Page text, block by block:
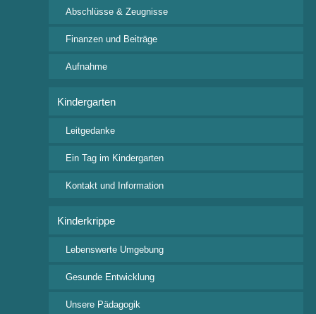
Abschlüsse & Zeugnisse
Finanzen und Beiträge
Aufnahme
Kindergarten
Leitgedanke
Ein Tag im Kindergarten
Kontakt und Information
Kinderkrippe
Lebenswerte Umgebung
Gesunde Entwicklung
Unsere Pädagogik
Fax: +49 7522 9318 24
Wichtige Downloads
Aufnahmeanfrage
Veranstaltungskalender
Ferienkalender 2026/2027
Interessante Links
Bund der Freien Waldorfschulen
Onlinekalender der Freien Waldorfschule Wangen e.V.